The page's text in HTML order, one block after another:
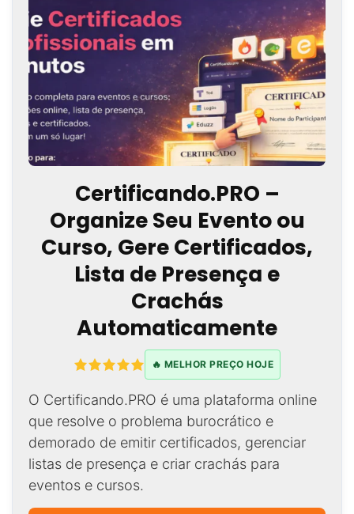
Certificando.PRO –
Organize Seu Evento ou
Curso, Gere Certificados,
Lista de Presença e
Crachás
Automaticamente
🔥 MELHOR PREÇO HOJE
O Certificando.PRO é uma plataforma online
que resolve o problema burocrático e
demorado de emitir certificados, gerenciar
listas de presença e criar crachás para
eventos e cursos.